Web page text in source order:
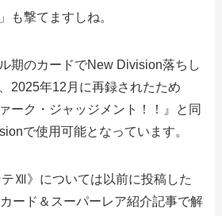
も撃てますしね。
期のカードでNew Division落ちし
2025年12月に再録されたため
ーク・ジャッジメント！！』と同
で使用可能となっています。
テⅫ》については以前に投稿した
ード＆スーパーレア紹介記事で解